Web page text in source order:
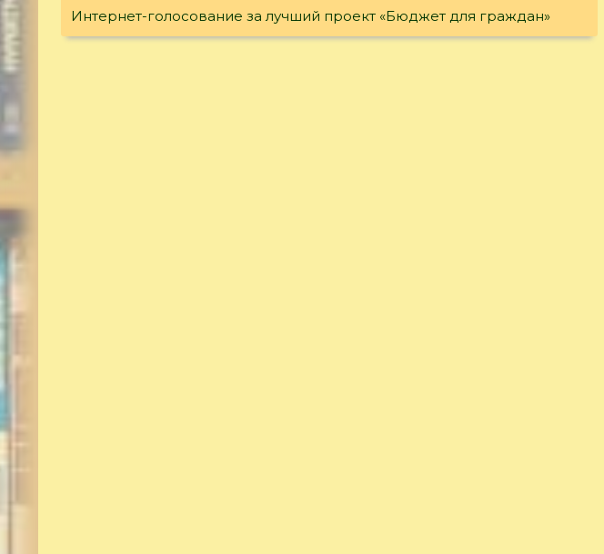
Интернет-голосование за лучший проект «Бюджет для граждан»